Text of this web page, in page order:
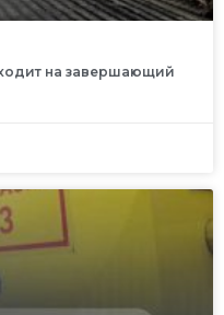
на завершающий